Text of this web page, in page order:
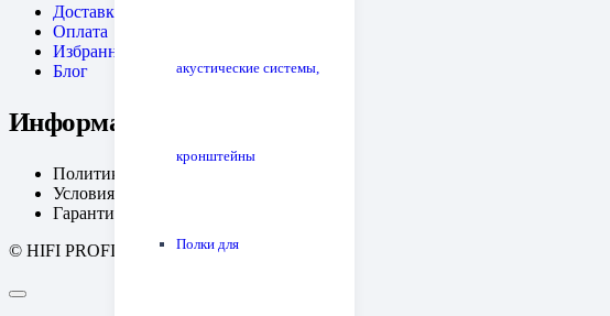
акустические системы,
кронштейны
Полки для
Доставка
Оплата
Избранное
Блог
Информация
Политика конфиденциальности
Условия возрата
Гарантия
© HIFI PROFI. Дизайн:fineweb